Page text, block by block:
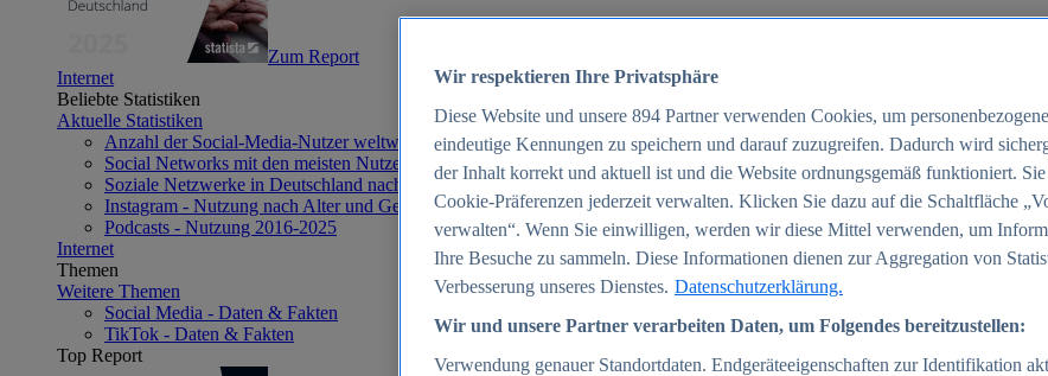
Zum Report
Internet
Beliebte Statistiken
Aktuelle Statistiken
Anzahl der Social-Media-Nutzer weltweit 2012-2025
Social Networks mit den meisten Nutzern weltweit 2025
Soziale Netzwerke in Deutschland nach Generationen 2025
Instagram - Nutzung nach Alter und Geschlecht in Deutschland 2025
Podcasts - Nutzung 2016-2025
Internet
Themen
Weitere Themen
Social Media - Daten & Fakten
TikTok - Daten & Fakten
Top Report
Wir respektieren Ihre Privatsphäre
Diese Website und unsere 894 Partner verwenden Cookies, um
eindeutige Kennungen zu speichern und darauf zuzugreifen. Dadurch wird
der Inhalt korrekt und aktuell ist und die Website ordnungsgemäß funktioniert.
Cookie-Präferenzen jederzeit verwalten. Klicken Sie dazu auf die Schaltfläche
verwalten“. Wenn Sie einwilligen, werden wir diese Mittel verwenden, um
Ihre Besuche zu sammeln. Diese Informationen dienen zur Aggregation von
Verbesserung unseres Dienstes. Datenschutzerklärung.
Wir und unsere Partner verarbeiten Daten, um Folgendes bereitzustellen:
Verwendung genauer Standortdaten. Endgeräteeigenschaften zur Identifikation